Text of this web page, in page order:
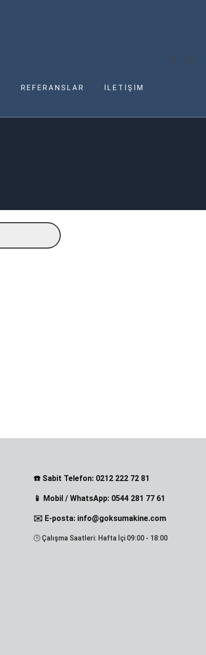
REFERANSLAR İLETİŞİM
☎️ Sabit Telefon: 0212 222 72 81
📱 Mobil / WhatsApp: 0544 281 77 61
✉️ E-posta: info@goksumakine.com
🕒 Çalışma Saatleri: Hafta İçi 09:00 - 18:00